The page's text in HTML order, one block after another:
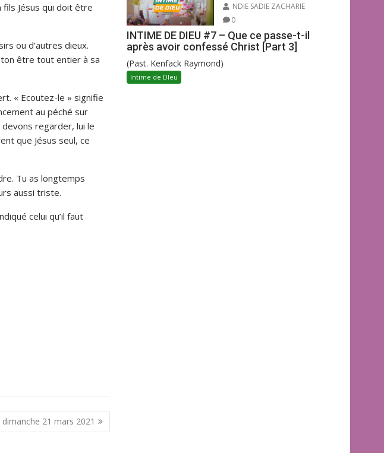
Jésus qui doit être
ou d’autres dieux.
être tout entier à sa
« Ecoutez-le » signifie
au péché sur
regarder, lui le
que Jésus seul, ce
Tu as longtemps
aussi triste.
celui qu’il faut
dimanche 21 mars 2021
NDIE SADIE ZACHARIE
0
INTIME DE DIEU #7 – Que ce passe-t-il
après avoir confessé Christ [Part 3]
(Past. Kenfack Raymond)
Intime de DIeu